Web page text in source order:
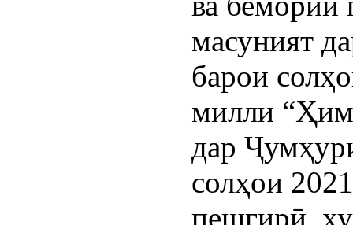
масуният
барои
милли
дар
солҳои
пешгирӣ,